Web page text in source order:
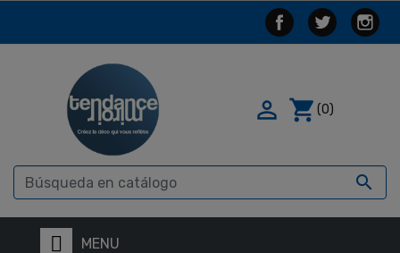

 shopping_cart (0)
MENU